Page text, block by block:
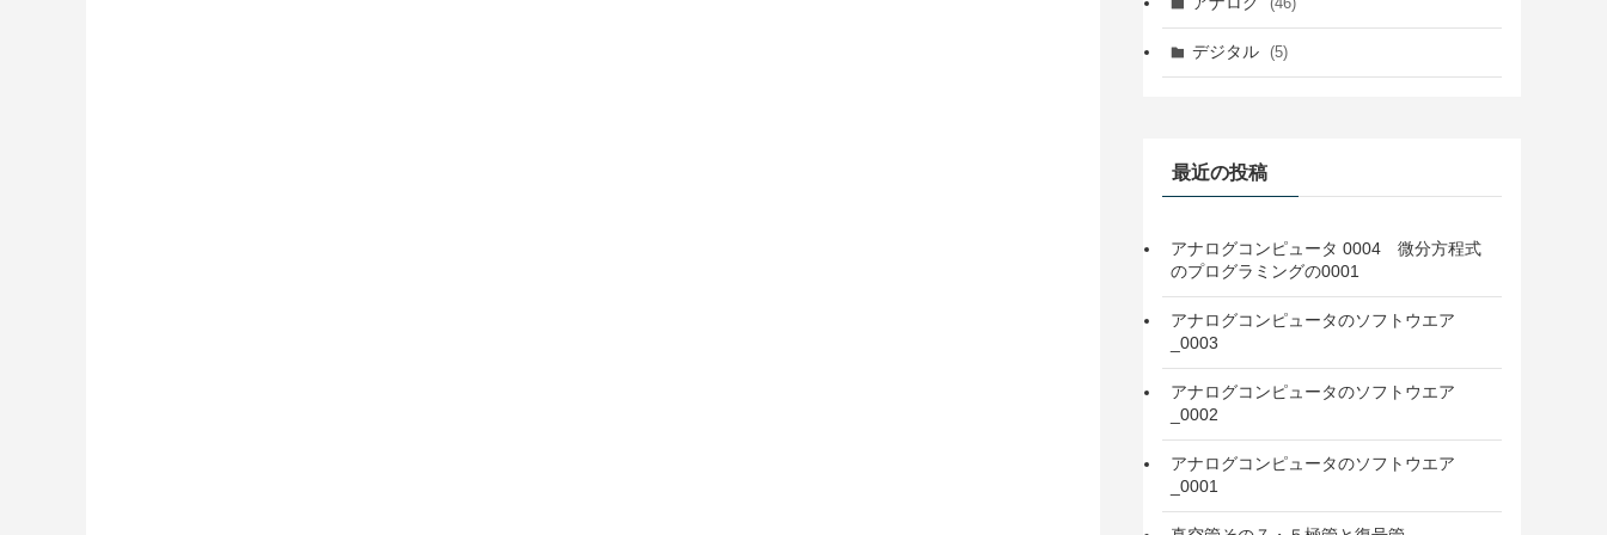
デジタル (5)
最近の投稿
アナログコンピュータ 0004 微分方程式
のプログラミングの0001
アナログコンピュータのソフトウエア
_0003
アナログコンピュータのソフトウエア
_0002
アナログコンピュータのソフトウエア
_0001